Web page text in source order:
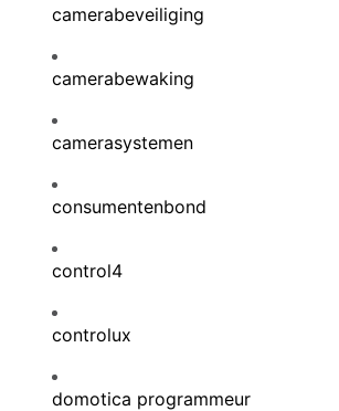
camerabeveiliging
camerabewaking
camerasystemen
consumentenbond
control4
controlux
domotica programmeur